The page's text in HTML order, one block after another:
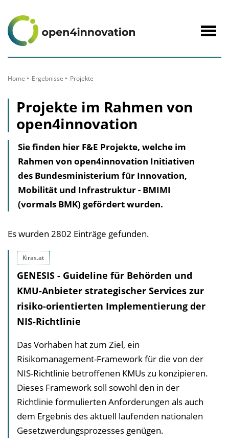
Inhalt
Home Ergebnisse Projekte
Projekte im Rahmen von
open4innovation
Sie finden hier F&E Projekte, welche im
Rahmen von open4innovation Initiativen
des Bundesministerium für Innovation,
Mobilität und Infrastruktur - BMIMI
(vormals BMK) gefördert wurden.
Es wurden 2802 Einträge gefunden.
Kiras.at
GENESIS - Guideline für Behörden und
KMU-Anbieter strategischer Services zur
risiko-orientierten Implementierung der
NIS-Richtlinie
Das Vorhaben hat zum Ziel, ein
Risikomanagement-Framework für die von der
NIS-Richtlinie betroffenen KMUs zu konzipieren.
Dieses Framework soll sowohl den in der
Richtlinie formulierten Anforderungen als auch
dem Ergebnis des aktuell laufenden nationalen
Gesetzwerdungsprozesses genügen.